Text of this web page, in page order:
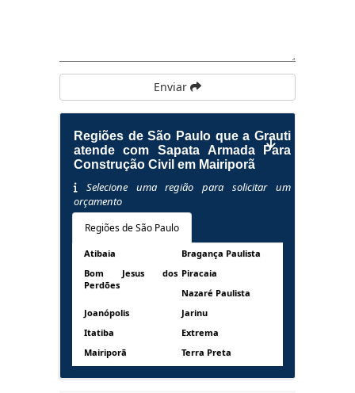
Enviar
Regiões de São Paulo que a Grauti
atende com Sapata Armada Para
Construção Civil em Mairiporã
Selecione uma região para solicitar um
orçamento
Regiões de São Paulo
Atibaia
Bragança Paulista
Bom Jesus dos
Perdões
Piracaia
Nazaré Paulista
Joanópolis
Jarinu
Itatiba
Extrema
Mairiporã
Terra Preta